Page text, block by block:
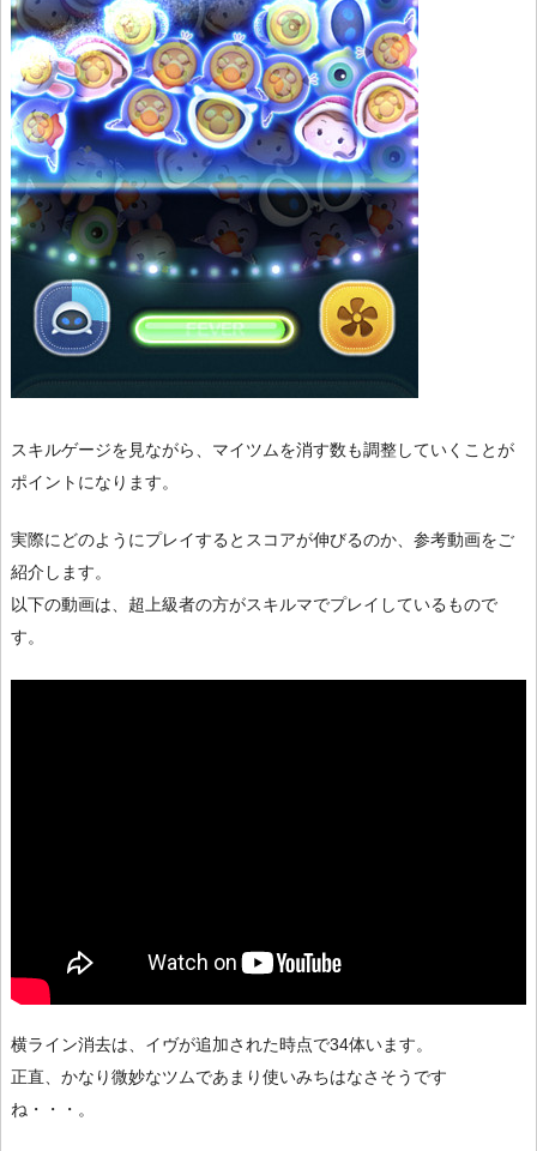
スキルゲージを見ながら、マイツムを消す数も調整していくことが
ポイントになります。
実際にどのようにプレイするとスコアが伸びるのか、参考動画をご
紹介します。
以下の動画は、超上級者の方がスキルマでプレイしているもので
す。
横ライン消去は、イヴが追加された時点で34体います。
正直、かなり微妙なツムであまり使いみちはなさそうです
ね・・・。